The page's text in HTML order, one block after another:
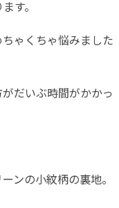
す。
ゃくちゃ悩みました
だいぶ時間がかかっ
ンの小紋柄の裏地。